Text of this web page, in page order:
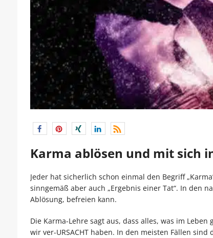
Karma ablösen und mit sich
Jeder hat sicherlich schon einmal den Begriff
sinngemäß aber auch „Ergebnis einer Tat“. In den
Ablösung, befreien kann.
Die Karma-Lehre sagt aus, dass alles, was im Leben
wir ver-URSACHT haben. In den meisten Fällen